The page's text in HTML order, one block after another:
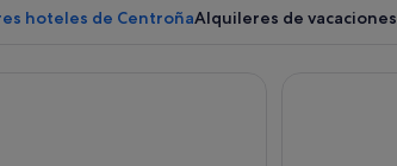
hoteles de CentroñaAlquileres de